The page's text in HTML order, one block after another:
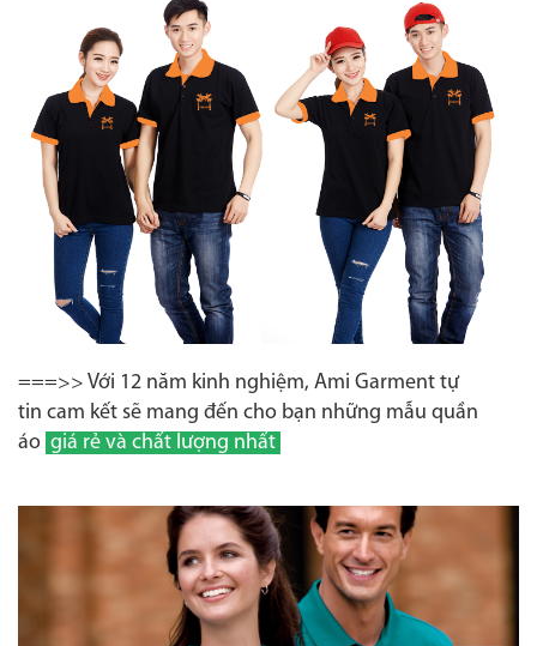
===>> Với 12 năm kinh nghiệm, Ami Garment tự
tin cam kết sẽ mang đến cho bạn những mẫu quần
áo giá rẻ và chất lượng nhất